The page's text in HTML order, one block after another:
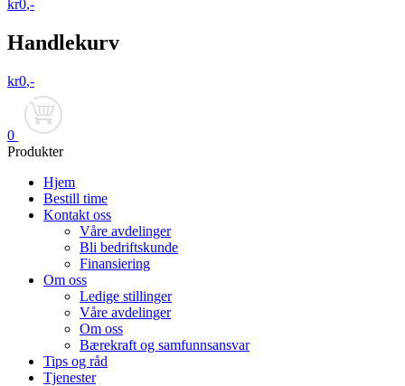
kr0,-
Handlekurv
kr0,-
0
Produkter
Hjem
Bestill time
Kontakt oss
Våre avdelinger
Bli bedriftskunde
Finansiering
Om oss
Ledige stillinger
Våre avdelinger
Om oss
Bærekraft og samfunnsansvar
Tips og råd
Tjenester